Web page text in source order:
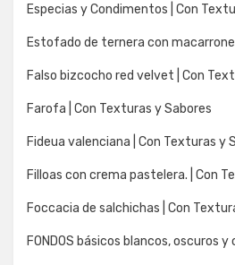
Especias y Condimentos | Con
Estofado de ternera con
Falso bizcocho red velvet | Con
Farofa | Con Texturas y Sabores
Fideua valenciana | Con Texturas y
Filloas con crema pastelera. | Con
Foccacia de salchichas | Con
FONDOS básicos blancos, oscuros y